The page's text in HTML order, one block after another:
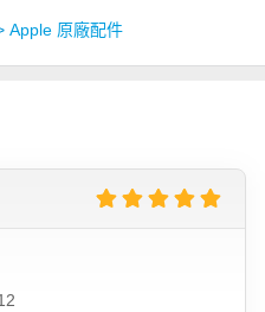
Apple 原廠配件